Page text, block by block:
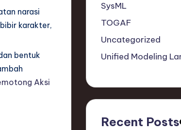
narasi
karakter,
bentuk
Aksi
SysML
TOGAF
Uncategorized
Unified Modeling
Recent Posts